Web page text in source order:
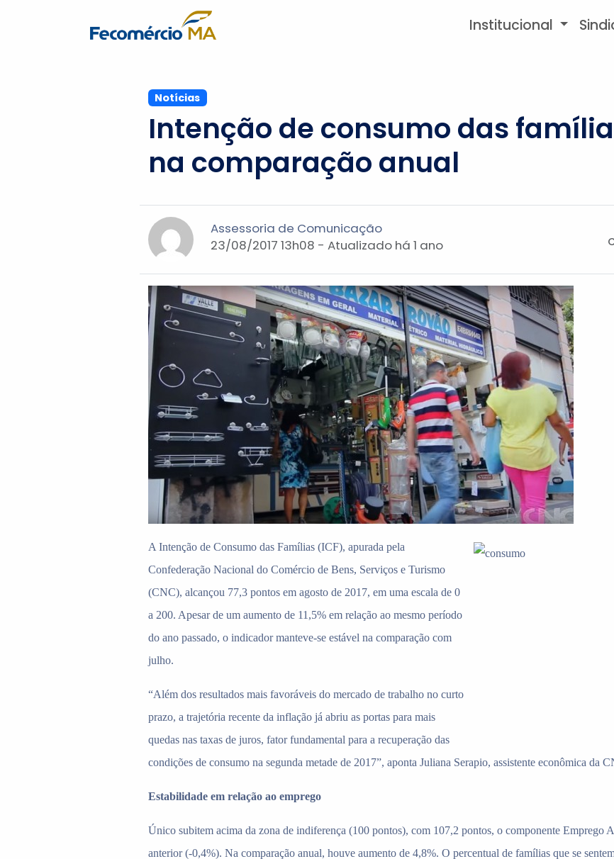
Institucional
Notícias
Intenção de consumo das
na comparação anual
Assessoria de Comunicação
23/08/2017 13h08 - Atualizado há 1 ano
A Intenção de Consumo das Famílias (ICF), apurada pela
Confederação Nacional do Comércio de Bens, Serviços e Turismo
(CNC), alcançou 77,3 pontos em agosto de 2017, em uma escala de 0
a 200. Apesar de um aumento de 11,5% em relação ao mesmo período
do ano passado, o indicador manteve-se estável na comparação com
julho.
“Além dos resultados mais favoráveis do mercado de trabalho no curto
prazo, a trajetória recente da inflação já abriu as portas para mais
quedas nas taxas de juros, fator fundamental para a recuperação das
condições de consumo na segunda metade de 2017”, aponta Juliana Serapio, assistente econômica da
Estabilidade em relação ao emprego
Único subitem acima da zona de indiferença (100 pontos), com 107,2 pontos, o componente Emprego
anterior (-0,4%). Na comparação anual, houve aumento de 4,8%. O percentual de famílias que se